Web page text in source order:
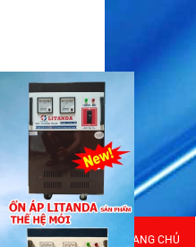
TRANG CHỦ